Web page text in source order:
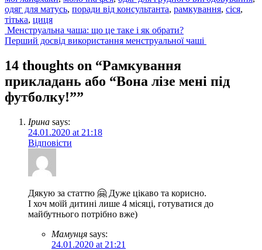
одяг для матусь, поради від консультанта, рамкування, сіся,
тітька, циця
Post
navigation
Менструальна чаша: що це таке і як обрати?
Перший досвід використання менструальної чаші
14 thoughts on “Рамкування
прикладань або “Вона лізе мені під
футболку!””
Ірина says:
24.01.2020 at 21:18
Відповісти
Дякую за статтю 🤗 Дуже цікаво та корисно.
І хоч моїй дитині лише 4 місяці, готуватися до
майбутнього потрібно вже)
Мамунця says:
24.01.2020 at 21:21